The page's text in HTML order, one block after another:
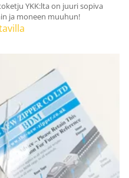
YKK:lta on juuri sopiva
ja moneen muuhun!